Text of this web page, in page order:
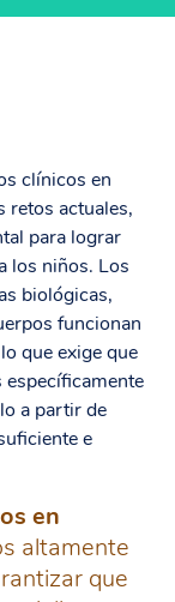
clínicos en
retos actuales,
para lograr
los niños. Los
biológicas,
funcionan
que exige que
específicamente
a partir de
e
en
altamente
que